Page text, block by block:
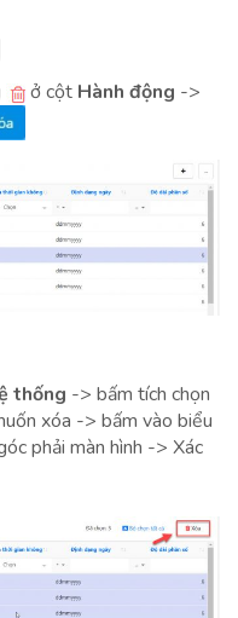
ở cột Hành động ->
thống -> bấm tích chọn
xóa -> bấm vào biểu
phải màn hình -> Xác